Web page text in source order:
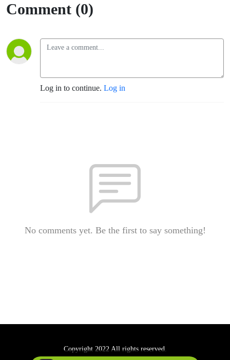
Comment (0)
Log in to continue. Log in
No comments yet. Be the first to say something!
Copyright 2022 All rights reserved.